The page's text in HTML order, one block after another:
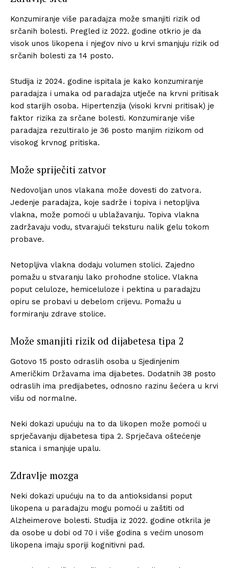
Konzumiranje više paradajza može smanjiti rizik od
srčanih bolesti. Pregled iz 2022. godine otkrio je da
visok unos likopena i njegov nivo u krvi smanjuju rizik od
srčanih bolesti za 14 posto.
Studija iz 2024. godine ispitala je kako konzumiranje
paradajza i umaka od paradajza utječe na krvni pritisak
kod starijih osoba. Hipertenzija (visoki krvni pritisak) je
faktor rizika za srčane bolesti. Konzumiranje više
paradajza rezultiralo je 36 posto manjim rizikom od
visokog krvnog pritiska.
Može spriječiti zatvor
Nedovoljan unos vlakana može dovesti do zatvora.
Jedenje paradajza, koje sadrže i topiva i netopljiva
vlakna, može pomoći u ublažavanju. Topiva vlakna
zadržavaju vodu, stvarajući teksturu nalik gelu tokom
probave.
Netopljiva vlakna dodaju volumen stolici. Zajedno
pomažu u stvaranju lako prohodne stolice. Vlakna
poput celuloze, hemiceluloze i pektina u paradajzu
opiru se probavi u debelom crijevu. Pomažu u
formiranju zdrave stolice.
Može smanjiti rizik od dijabetesa tipa 2
Gotovo 15 posto odraslih osoba u Sjedinjenim
Američkim Državama ima dijabetes. Dodatnih 38 posto
odraslih ima predijabetes, odnosno razinu šećera u krvi
višu od normalne.
Neki dokazi upućuju na to da likopen može pomoći u
sprječavanju dijabetesa tipa 2. Sprječava oštećenje
stanica i smanjuje upalu.
Zdravlje mozga
Neki dokazi upućuju na to da antioksidansi poput
likopena u paradajzu mogu pomoći u zaštiti od
Alzheimerove bolesti. Studija iz 2022. godine otkrila je
da osobe u dobi od 70 i više godina s većim unosom
likopena imaju sporiji kognitivni pad.